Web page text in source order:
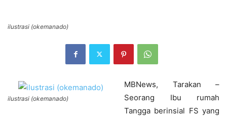
ilustrasi (okemanado)
ilustrasi (okemanado)
MBNews, Tarakan –
Seorang Ibu rumah
Tangga berinsial FS yang